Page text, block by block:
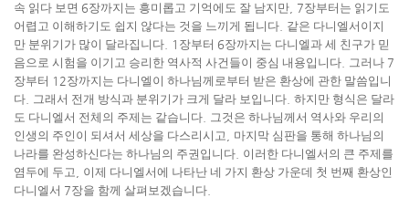
속 읽다 보면 6장까지는 흥미롭고 기억에도 잘 남지만 , 7장부터는 읽기도
어렵고 이해하기도 쉽지 않다는 것을 느끼게 됩니다 같은 다니엘서이지
만 분위기가 많이 달라집니다 . 1 장부터 6장까지는 다니엘과 세 친구가 믿
음으로 시험을 이기고 승리한 역사적 사건들이 중심 내용입니다 그러나 7
장부터 12장까지는 다니엘이 하나님께로부터 받은 환상에 관한 말씀입니
다 그래서 전개 방식과 분위기가 크게 달라 보입니다 하지만 형식은 달라
도 다니엘서 전체의 주제는 같습니다 그것은 하나님께서 역사와 우리의
인생의 주인이 되셔서 세상을 다스리시고
마지막 심판을 통해 하나님의
나라를 완성하신다는 하나님의 주권입니다 이러한 다니엘서의 큰 주제를
염두에 두고
이제 다니엘서에 나타난 네 가지 환상 가운데 첫 번째 환상인
다니엘서 7장을 함께 살펴보겠습니다